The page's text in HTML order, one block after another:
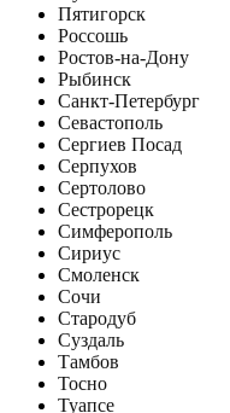
Пятигорск
Россошь
Ростов-на-Дону
Рыбинск
Санкт-Петербург
Севастополь
Сергиев Посад
Серпухов
Сертолово
Сестрорецк
Симферополь
Сириус
Смоленск
Сочи
Стародуб
Суздаль
Тамбов
Тосно
Туапсе